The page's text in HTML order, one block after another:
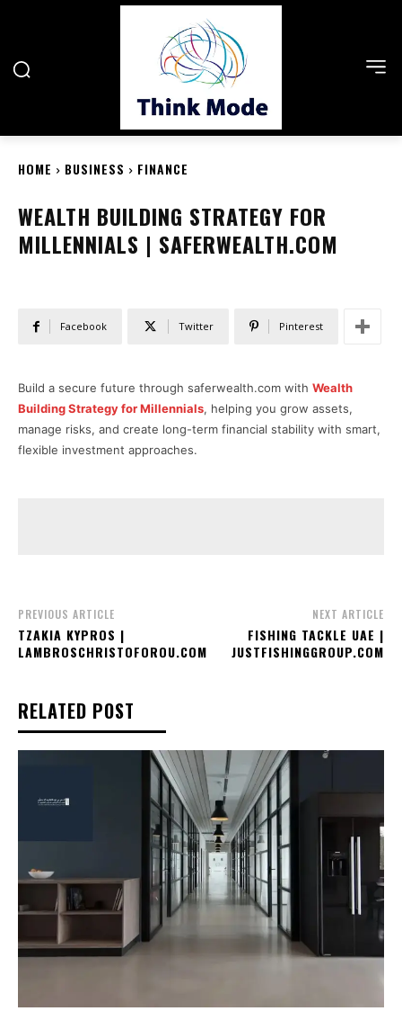
HOME BUSINESS FINANCE
WEALTH BUILDING STRATEGY FOR
MILLENNIALS | SAFERWEALTH.COM
Facebook Twitter Pinterest
Build a secure future through saferwealth.com with Wealth
Building Strategy for Millennials, helping you grow assets,
manage risks, and create long-term financial stability with smart,
flexible investment approaches.
PREVIOUS ARTICLE
TZAKIA KYPROS |
LAMBROSCHRISTOFOROU.COM
NEXT ARTICLE
FISHING TACKLE UAE |
JUSTFISHINGGROUP.COM
RELATED POST